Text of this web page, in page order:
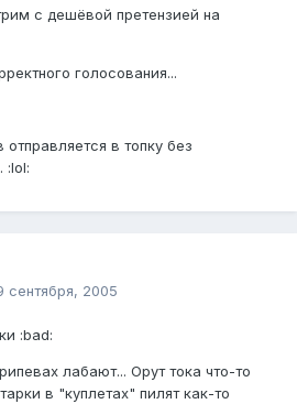
с дешёвой претензией на
голосования...
в топку без
:lol:
сентября, 2005
:bad:
лабают... Орут тока что-то
в "куплетах" пилят как-то